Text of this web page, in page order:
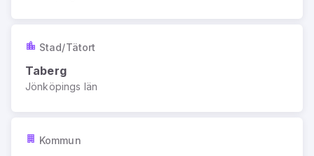
Stad/Tätort
Taberg
Jönköpings län
Kommun